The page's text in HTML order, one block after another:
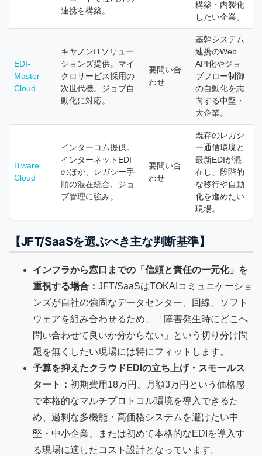
連携を構築。
構築・内製化
したい企業。
EDI-
Master
Cloud
キヤノンITソリュー
ションズ提供。マイ
クロサービス採用の
次世代機。ジョブ自
動化に対応。
要問い合
わせ
基幹システム
連携のWeb
API化やジョ
ブフロー制御
の自動化を志
向する中堅・
大企業。
Biware
Cloud
インターコム提供。
インターネットEDI
のほか、レガシー手
順の混在統合、ジョ
ブ管理に強み。
要問い合
わせ
既存のレガシ
ー通信環境と
最新EDIが混
在し、段階的
な移行や自動
化を進めたい
現場。
【JFT/SaaSを選ぶべき主な判断基準】
インフラから窓口までの「信頼と責任の一元化」を
重視する場合： JFT/SaaSはTOKAIコミュニケーショ
ンズが自社の強固なデータセンター、回線、ソフト
ウェアを組み合わせるため、「障害発生時にどこへ
問い合わせて良いか分からない」という切り分け問
題を無くしたい現場には特にフィットします。
予算を抑えたクラウドEDIの立ち上げ・スモールス
タート： 初期費用18万円、月額3万円という価格感
で本格的なマルチプロトコル環境を導入できるた
め、過剰な多機能・高価格システムを避けたい中
堅・中小企業、または初めて本格的なEDIを導入す
る現場に適したコスト設計となっています。